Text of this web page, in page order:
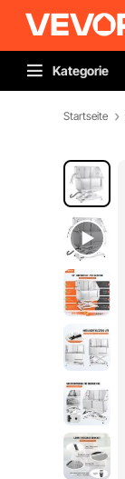
Kategorie
Startseite